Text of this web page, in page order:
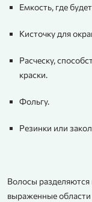
Емкость, где
Кисточку для
Расческу,
краски.
Фольгу.
Резинки или
Волосы
выраженные области